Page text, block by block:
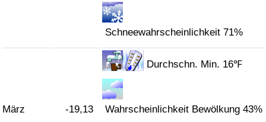
Schneewahrscheinlichkeit 71%
März -19,13
Durchschn. Min. 16℉
Wahrscheinlichkeit Bewölkung 43%
Verkehrs-Index (aktuell)
Verkehrs-Index nach Land